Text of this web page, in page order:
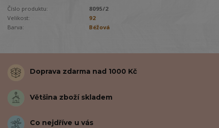
Číslo produktu:
8095/2
Velikost:
92
Barva:
Béžová
Doprava zdarma nad 1000 Kč
Většina zboží skladem
Co nejdříve u vás